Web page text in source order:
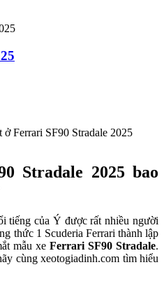
ở Ferrari SF90 Stradale 2025
Stradale 2025 bao
tiếng của Ý được rất nhiều người
thức 1 Scuderia Ferrari thành lập
mẫu xe Ferrari SF90 Stradale.
cùng xeotogiadinh.com tìm hiểu